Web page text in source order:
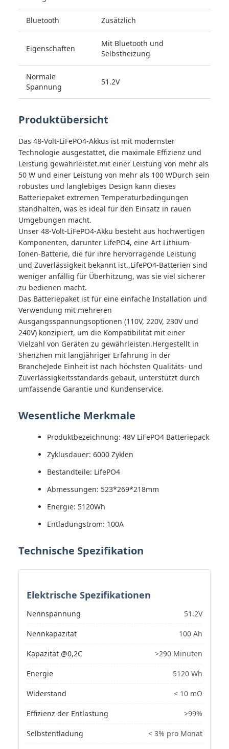
Bluetooth Zusätzlich
Eigenschaften
Mit Bluetooth und
Selbstheizung
Normale
Spannung
51.2V
Produktübersicht
Das 48-Volt-LiFePO4-Akkus ist mit modernster
Technologie ausgestattet, die maximale Effizienz und
Leistung gewährleistet.mit einer Leistung von mehr als
50 W und einer Leistung von mehr als 100 WDurch sein
robustes und langlebiges Design kann dieses
Batteriepaket extremen Temperaturbedingungen
standhalten, was es ideal für den Einsatz in rauen
Umgebungen macht.
Unser 48-Volt-LiFePO4-Akku besteht aus hochwertigen
Komponenten, darunter LifePO4, eine Art Lithium-
Ionen-Batterie, die für ihre hervorragende Leistung
und Zuverlässigkeit bekannt ist.,LifePO4-Batterien sind
weniger anfällig für Überhitzung, was sie viel sicherer
zu bedienen macht.
Das Batteriepaket ist für eine einfache Installation und
Verwendung mit mehreren
Ausgangsspannungsoptionen (110V, 220V, 230V und
240V) konzipiert, um die Kompatibilität mit einer
Vielzahl von Geräten zu gewährleisten.Hergestellt in
Shenzhen mit langjähriger Erfahrung in der
BrancheJede Einheit ist nach höchsten Qualitäts- und
Zuverlässigkeitsstandards gebaut, unterstützt durch
umfassende Garantie und Kundenservice.
Wesentliche Merkmale
Produktbezeichnung: 48V LiFePO4 Batteriepack
Zyklusdauer: 6000 Zyklen
Bestandteile: LifePO4
Abmessungen: 523*269*218mm
Energie: 5120Wh
Entladungstrom: 100A
Technische Spezifikation
Elektrische Spezifikationen
Nennspannung 51.2V
Nennkapazität 100 Ah
Kapazität @0,2C >290 Minuten
Energie 5120 Wh
Widerstand < 10 mΩ
Effizienz der Entlastung >99%
Selbstentladung < 3% pro Monat